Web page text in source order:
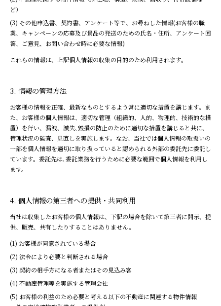
ど）
その他申込書、契約書、アンケート等で、お尋ねした情報(お客様の職
業、キャンペーンの応募及び景品の発送のための氏名・住所、アンケート回
答、ご意見、お問い合わせ時に必要な情報)
これらの情報は、上記個人情報の収集の目的のため利用されます。
情報の管理方法
お客様の情報を正確、最新なものとするよう常に適切な措置を講じます。ま
た、お客様の個人情報は、適切な管理（組織的、人的、物理的、技術的な措
置）を行い、漏洩、滅失､毀損の防止のために適切な措置を講じると共に、
管理状況の監査、見直しを実施します。なお、当社では個人情報の取扱いの
一部を個人情報を適切に取り扱っていると認められる外部の委託先に委託し
ています。委託先は､委託業務を行うために必要な範囲で個人情報を利用し
ます。
個人情報の第三者への提供・共同利用
当社は収集したお客様の個人情報は、下記の場合を除いて第三者に開示、提
供、販売、共有したりすることはありません。
お客様が同意されている場合
法令により必要と判断される場合
契約の相手方になる者またはその見込み客
不動産管理等を実施する管理会社
お客様の利益のため必要と考える以下の不動産に関連する物件情報